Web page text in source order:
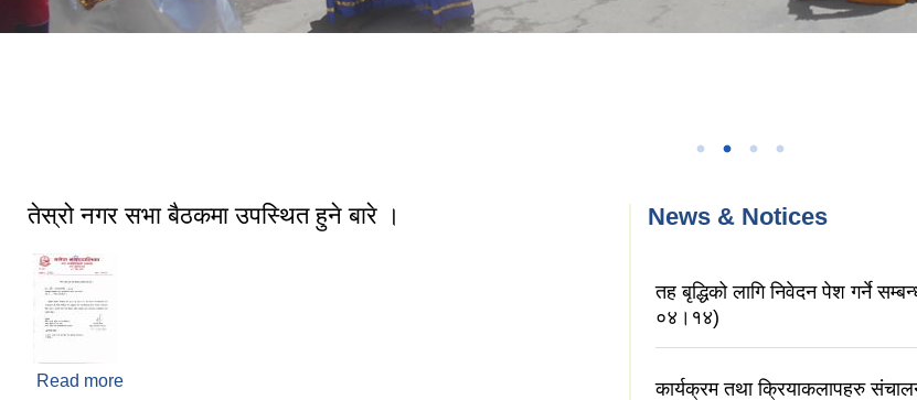
तेस्रो नगर सभा बैठकमा उपस्थित हुने बारे ।
Read more
News & Notices
तह बृद्धिको लागि निवेदन पेश गर्ने
०४।१४)
कार्यक्रम तथा क्रियाकलापहरु